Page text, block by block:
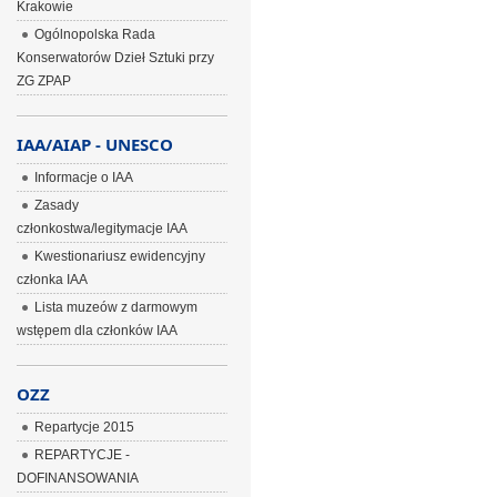
Krakowie
Ogólnopolska Rada
Konserwatorów Dzieł Sztuki przy
ZG ZPAP
IAA/AIAP - UNESCO
Informacje o IAA
Zasady
członkostwa/legitymacje IAA
Kwestionariusz ewidencyjny
członka IAA
Lista muzeów z darmowym
wstępem dla członków IAA
OZZ
Repartycje 2015
REPARTYCJE -
DOFINANSOWANIA